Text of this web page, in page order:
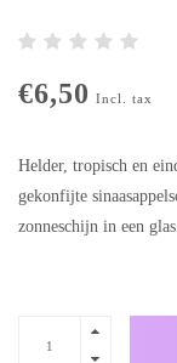
€6,50 Incl. tax
Helder, tropisch en
gekonfijte
zonneschijn in een